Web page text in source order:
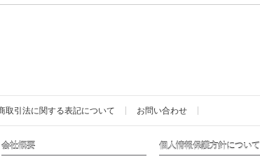
取引法に関する表記について お問い合わせ
会社概要 個人情報保護方針について